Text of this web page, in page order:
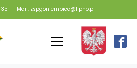
Mail: zspgoniembice@lipno.pl